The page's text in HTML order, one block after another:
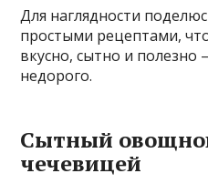
Для наглядности
простыми рецептами,
вкусно, сытно и полезно
недорого.
Сытный
чечевицей